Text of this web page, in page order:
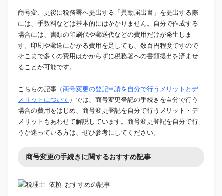
商号変、更後に税務署へ提出する「異動届出書」を提出する際
には、手数料などは基本的にはかかりません。自分で作成する
場合には、書類の印刷代や郵送代などの費用だけが発生しま
す。印刷や郵送にかかる費用を足しても、数百円程度ですので
そこまで多くの費用はかからずに税務署への書類提出を済ませ
ることが可能です。
こちらの記事（商号変更の登記申請を自分で行うメリットとデ
メリットについて ）では、商号変更登記の手続きを自分で行う
場合の費用をはじめ、商号変更登記を自分で行うメリット・デ
メリットもあわせて解説しています。商号変更登記を自分で行
うか迷っている方は、ぜひ参考にしてください。
商号変更の手続きに関するおすすめ記事